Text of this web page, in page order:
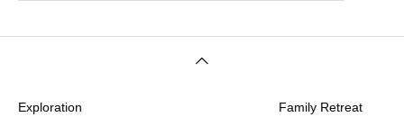
Family Retreat